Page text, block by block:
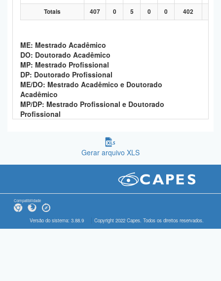
Totais 407 0 5 0 0 402
ME: Mestrado Acadêmico
DO: Doutorado Acadêmico
MP: Mestrado Profissional
DP: Doutorado Profissional
ME/DO: Mestrado Acadêmico e Doutorado
Acadêmico
MP/DP: Mestrado Profissional e Doutorado
Profissional
Gerar arquivo XLS
Compatibilidade
Versão do sistema: 3.88.9 Copyright 2022 Capes. Todos os direitos reservados.